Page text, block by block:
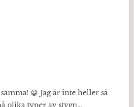
😀 Jag är inte heller så
olika typer av stygn…